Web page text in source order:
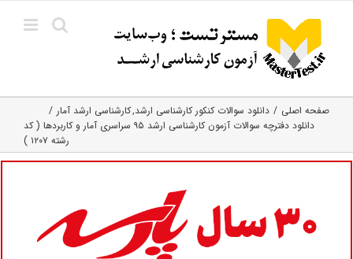
content
صفحه اصلی دانلود سوالات کنکور کارشناسی ارشد کارشناسی ارشد آمار
دانلود دفترچه سوالات آزمون کارشناسی ارشد ۹۵ سراسری آمار و کاربردها ( کد
رشته ۱۲۰۷ )